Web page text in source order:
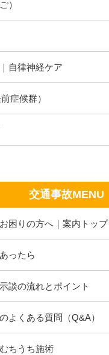
）
自律神経ケア
症候群）
交通事故MENU
困りの方へ｜案内トップ
ったら
談の流れとポイント
よくある質問（Q&A）
ちうち施術